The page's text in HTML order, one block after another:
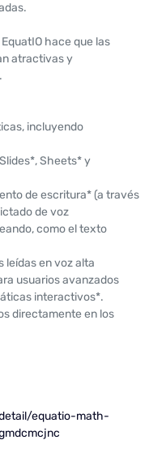
hace que las
atractivas y
incluyendo
Sheets* y
de escritura* (a través
de voz
como el texto
leídas en voz alta
usuarios avanzados
interactivos*.
directamente en los
equatio-math-